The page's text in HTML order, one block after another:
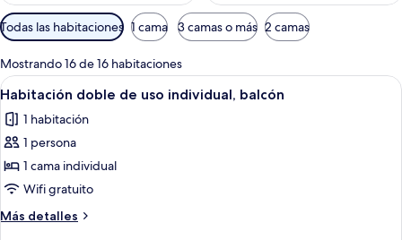
Filtros
disponibles
para
las
habitaciones
Todas las habitaciones 1 cama 3 camas o más 2 camas
Mostrando 16 de 16 habitaciones
Abrir
todas
las
fotos
de
Habitación
doble
de
Una cama doble con colcha verde y
6
Habitación doble de uso individual, balcón
1 habitación
1 persona
1 cama individual
Wifi gratuito
Más detalles
Más